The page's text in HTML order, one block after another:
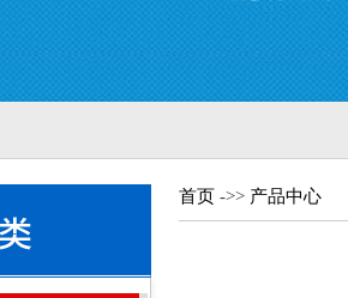
首页 ->> 产品中心